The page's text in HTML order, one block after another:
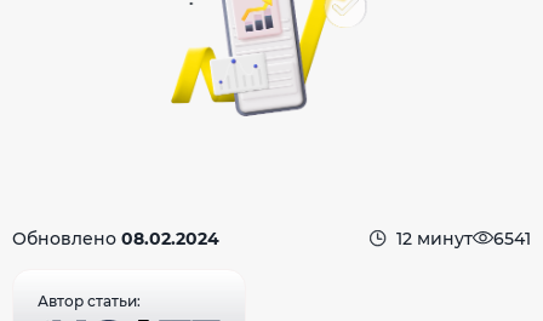
Обновлено 08.02.2024 12 минут 6541
Автор статьи: